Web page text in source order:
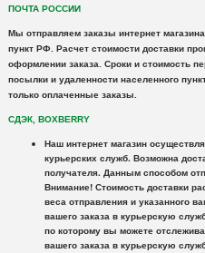
ПОЧТА РОССИИ
Мы отправляем заказы интернет
пункт РФ. Расчет стоимости доставки
оформлении заказа. Сроки и стоимость
посылки и удаленности населенного
только оплаченные заказы.
СДЭК, BOXBERRY
Наш интернет магазин
курьерских служб. Возможна
получателя. Данным способом
Внимание!Стоимость доставки
веса отправления и указанного
вашего заказа в курьерскую
по которому вы можете
вашего заказа в курьерскую